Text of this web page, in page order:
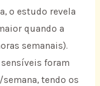
o estudo revela
quando a
semanais).
sensíveis foram
tendo os